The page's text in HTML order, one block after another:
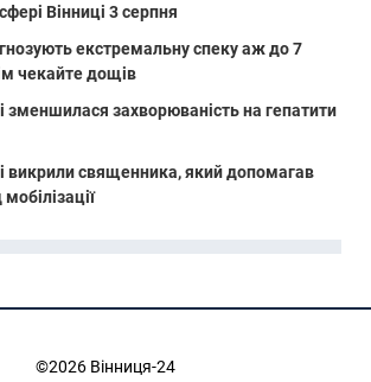
Вінниці 3 серпня
екстремальну спеку аж до 7
чекайте дощів
зменшилася захворюваність на гепатити
викрили священника, який допомагав
©2026 Вінниця-24